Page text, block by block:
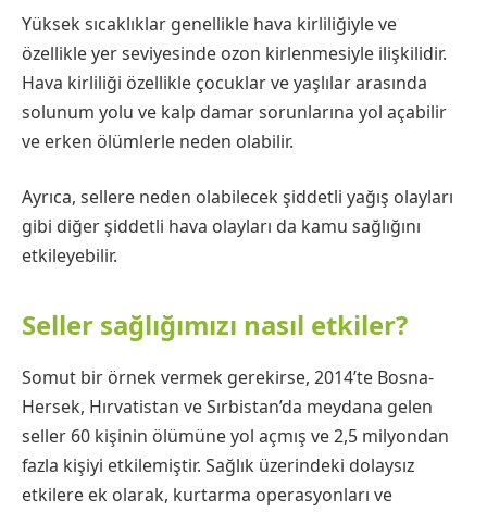
Yüksek sıcaklıklar genellikle hava kirliliğiyle ve
özellikle yer seviyesinde ozon kirlenmesiyle ilişkilidir.
Hava kirliliği özellikle çocuklar ve yaşlılar arasında
solunum yolu ve kalp damar sorunlarına yol açabilir
ve erken ölümlerle neden olabilir.
Ayrıca, sellere neden olabilecek şiddetli yağış olayları
gibi diğer şiddetli hava olayları da kamu sağlığını
etkileyebilir.
Seller sağlığımızı nasıl etkiler?
Somut bir örnek vermek gerekirse, 2014’te Bosna-
Hersek, Hırvatistan ve Sırbistan’da meydana gelen
seller 60 kişinin ölümüne yol açmış ve 2,5 milyondan
fazla kişiyi etkilemiştir. Sağlık üzerindeki dolaysız
etkilere ek olarak, kurtarma operasyonları ve